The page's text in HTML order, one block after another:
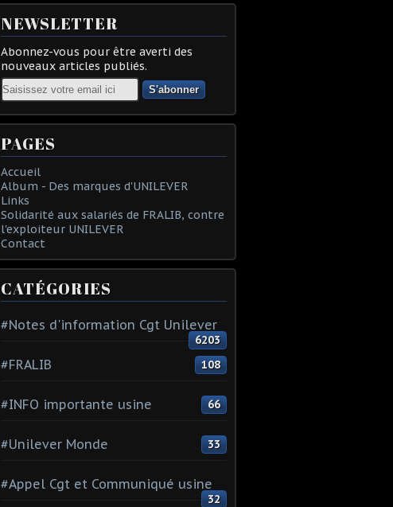
NEWSLETTER
Abonnez-vous pour être averti des
nouveaux articles publiés.
Email
PAGES
Accueil
Album - Des marques d'UNILEVER
Links
Solidarité aux salariés de FRALIB, contre
l'exploiteur UNILEVER
Contact
CATÉGORIES
#Notes d'information Cgt Unilever
6203
#FRALIB 108
#INFO importante usine 66
#Unilever Monde 33
#Appel Cgt et Communiqué usine
32